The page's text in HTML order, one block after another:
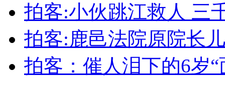
纽约上演“枕头大战”
司机酒驾遇交警 急速倒车逃窜
拍客:小伙跳江救人 三
拍客:鹿邑法院原院长
拍客：催人泪下的6岁“